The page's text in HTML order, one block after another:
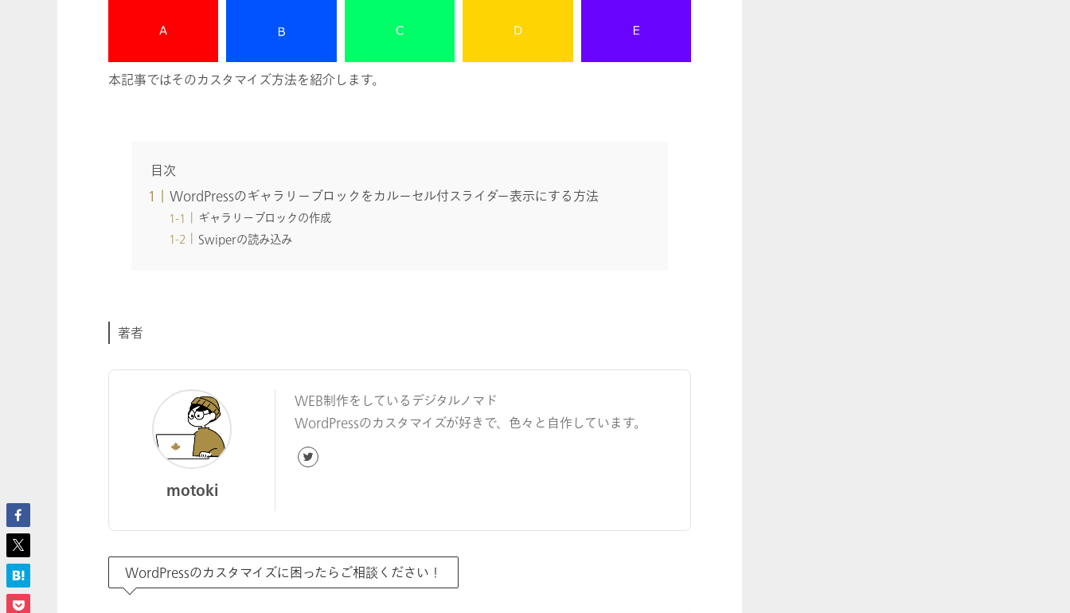
本記事ではそのカスタマイズ方法を紹介します。
目次
WordPressのギャラリーブロックをカルーセル付スライダー表示にする方法
ギャラリーブロックの作成
Swiperの読み込み
著者
motoki
WEB制作をしているデジタルノマド
WordPressのカスタマイズが好きで、色々と自作しています。
WordPressのカスタマイズに困ったらご相談ください！